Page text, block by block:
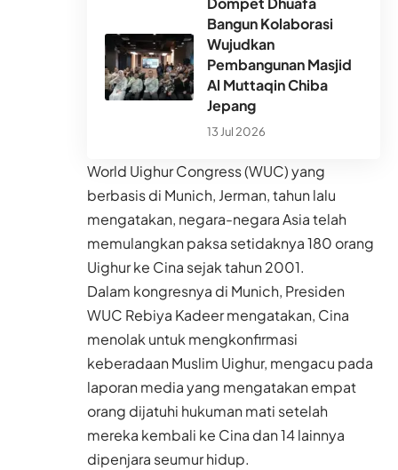
Bangun Kolaborasi
Wujudkan
Pembangunan Masjid
Al Muttaqin Chiba
Jepang
13 Jul 2026
World Uighur Congress (WUC) yang
berbasis di Munich, Jerman, tahun lalu
mengatakan, negara-negara Asia telah
memulangkan paksa setidaknya 180 orang
Uighur ke Cina sejak tahun 2001.
Dalam kongresnya di Munich, Presiden
WUC Rebiya Kadeer mengatakan, Cina
menolak untuk mengkonfirmasi
keberadaan Muslim Uighur, mengacu pada
laporan media yang mengatakan empat
orang dijatuhi hukuman mati setelah
mereka kembali ke Cina dan 14 lainnya
dipenjara seumur hidup.